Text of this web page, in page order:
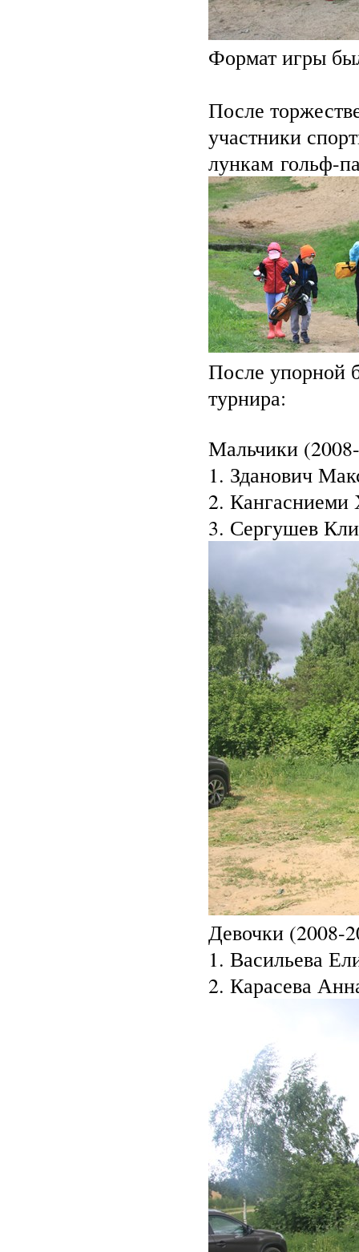
Формат игры
После
участники
лункам гольф-
После упорной
турнира:
Мальчики
1. Зданович
2. Кангасниеми
3. Сергушев
Девочки (2008-
1. Васильева
2. Карасева